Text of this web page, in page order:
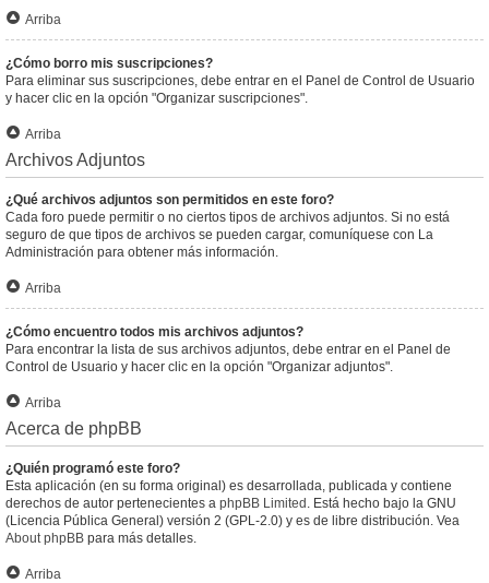
Arriba
¿Cómo borro mis suscripciones?
Para eliminar sus suscripciones, debe entrar en el Panel de Control de Usuario
y hacer clic en la opción "Organizar suscripciones".
Arriba
Archivos Adjuntos
¿Qué archivos adjuntos son permitidos en este foro?
Cada foro puede permitir o no ciertos tipos de archivos adjuntos. Si no está
seguro de que tipos de archivos se pueden cargar, comuníquese con La
Administración para obtener más información.
Arriba
¿Cómo encuentro todos mis archivos adjuntos?
Para encontrar la lista de sus archivos adjuntos, debe entrar en el Panel de
Control de Usuario y hacer clic en la opción "Organizar adjuntos".
Arriba
Acerca de phpBB
¿Quién programó este foro?
Esta aplicación (en su forma original) es desarrollada, publicada y contiene
derechos de autor pertenecientes a phpBB Limited . Está hecho bajo la GNU
(Licencia Pública General) versión 2 (GPL-2.0) y es de libre distribución. Vea
About phpBB para más detalles.
Arriba